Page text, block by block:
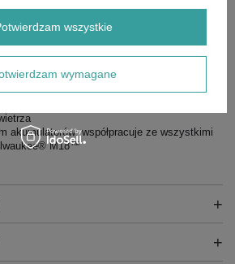
zapewnia najwyższą żywotność w
– ustawianie 3 biegów za pomocą spustu z
dla łatwego i wygodnego przechowywania
– przedłużenie dyszy (228,6 mm),
akumulatorów: współpracuje ze wszystkimi
M18™
wymagane
wszystkie